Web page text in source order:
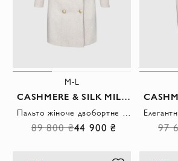
M-L
CASHMERE & SILK MILANO
Пальто жіноче двобортне світле з вовни із золотими гудзиками
89 800 ₴44 900 ₴ 97